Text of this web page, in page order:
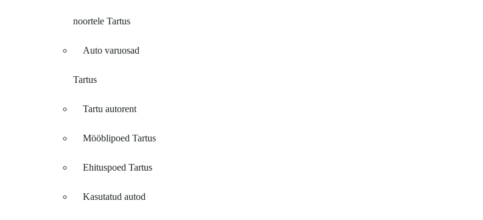
noortele Tartus
Auto varuosad
Tartus
Tartu autorent
Mööblipoed Tartus
Ehituspoed Tartus
Kasutatud autod